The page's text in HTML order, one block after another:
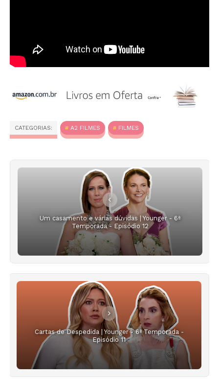
CATEGORIAS: A2 FILMES FILMES
Um casamento e várias dúvidas | Younger - 6ª
Temporada - Episódio 12
Cartas de Despedida | Younger - 6ª Temporada -
Episódio 11